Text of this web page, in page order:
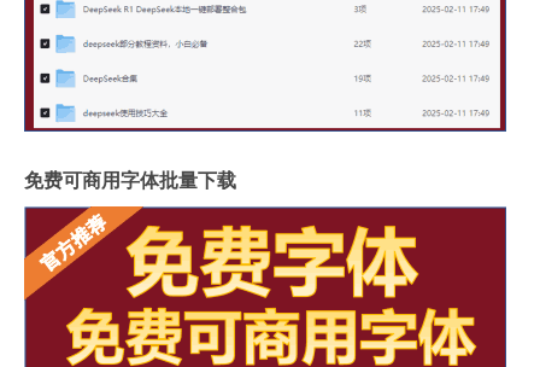
免费可商用字体批量下载